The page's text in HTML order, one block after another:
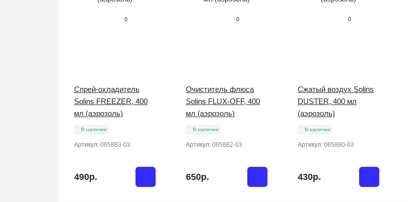
0
Спрей-охладитель
Solins FREEZER, 400
мл (аэрозоль)
В наличии
Артикул: 065883-03
490р.
0
Очиститель флюса
Solins FLUX-OFF, 400
мл (аэрозоль)
В наличии
Артикул: 065882-03
650р.
0
Сжатый воздух Solins
DUSTER, 400 мл
(аэрозоль)
В наличии
Артикул: 065880-03
430р.